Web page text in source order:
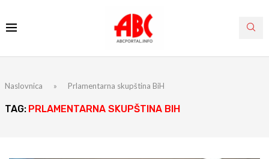
Naslovnica » Prlamentarna skupština BiH
TAG: PRLAMENTARNA SKUPŠTINA BIH